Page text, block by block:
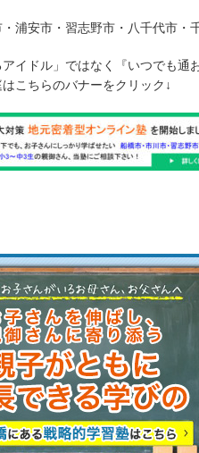
浦安市・習志野市・八千代市
アイドル」ではなく『いつでも
こちらのバナーをクリック↓